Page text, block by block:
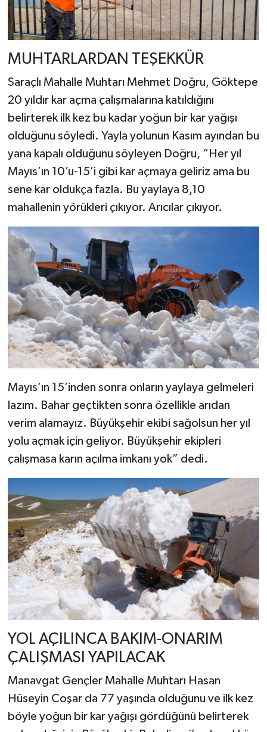
MUHTARLARDAN TEŞEKKÜR
Saraçlı Mahalle Muhtarı Mehmet Doğru, Göktepe
20 yıldır kar açma çalışmalarına katıldığını
belirterek ilk kez bu kadar yoğun bir kar yağışı
olduğunu söyledi. Yayla yolunun Kasım ayından bu
yana kapalı olduğunu söyleyen Doğru, “Her yıl
Mayıs’ın 10’u-15’i gibi kar açmaya geliriz ama bu
sene kar oldukça fazla. Bu yaylaya 8,10
mahallenin yörükleri çıkıyor. Arıcılar çıkıyor.
Mayıs’ın 15’inden sonra onların yaylaya gelmeleri
lazım. Bahar geçtikten sonra özellikle arıdan
verim alamayız. Büyükşehir ekibi sağolsun her yıl
yolu açmak için geliyor. Büyükşehir ekipleri
çalışmasa karın açılma imkanı yok” dedi.
YOL AÇILINCA BAKIM-ONARIM
ÇALIŞMASI YAPILACAK
Manavgat Gençler Mahalle Muhtarı Hasan
Hüseyin Coşar da 77 yaşında olduğunu ve ilk kez
böyle yoğun bir kar yağışı gördüğünü belirterek